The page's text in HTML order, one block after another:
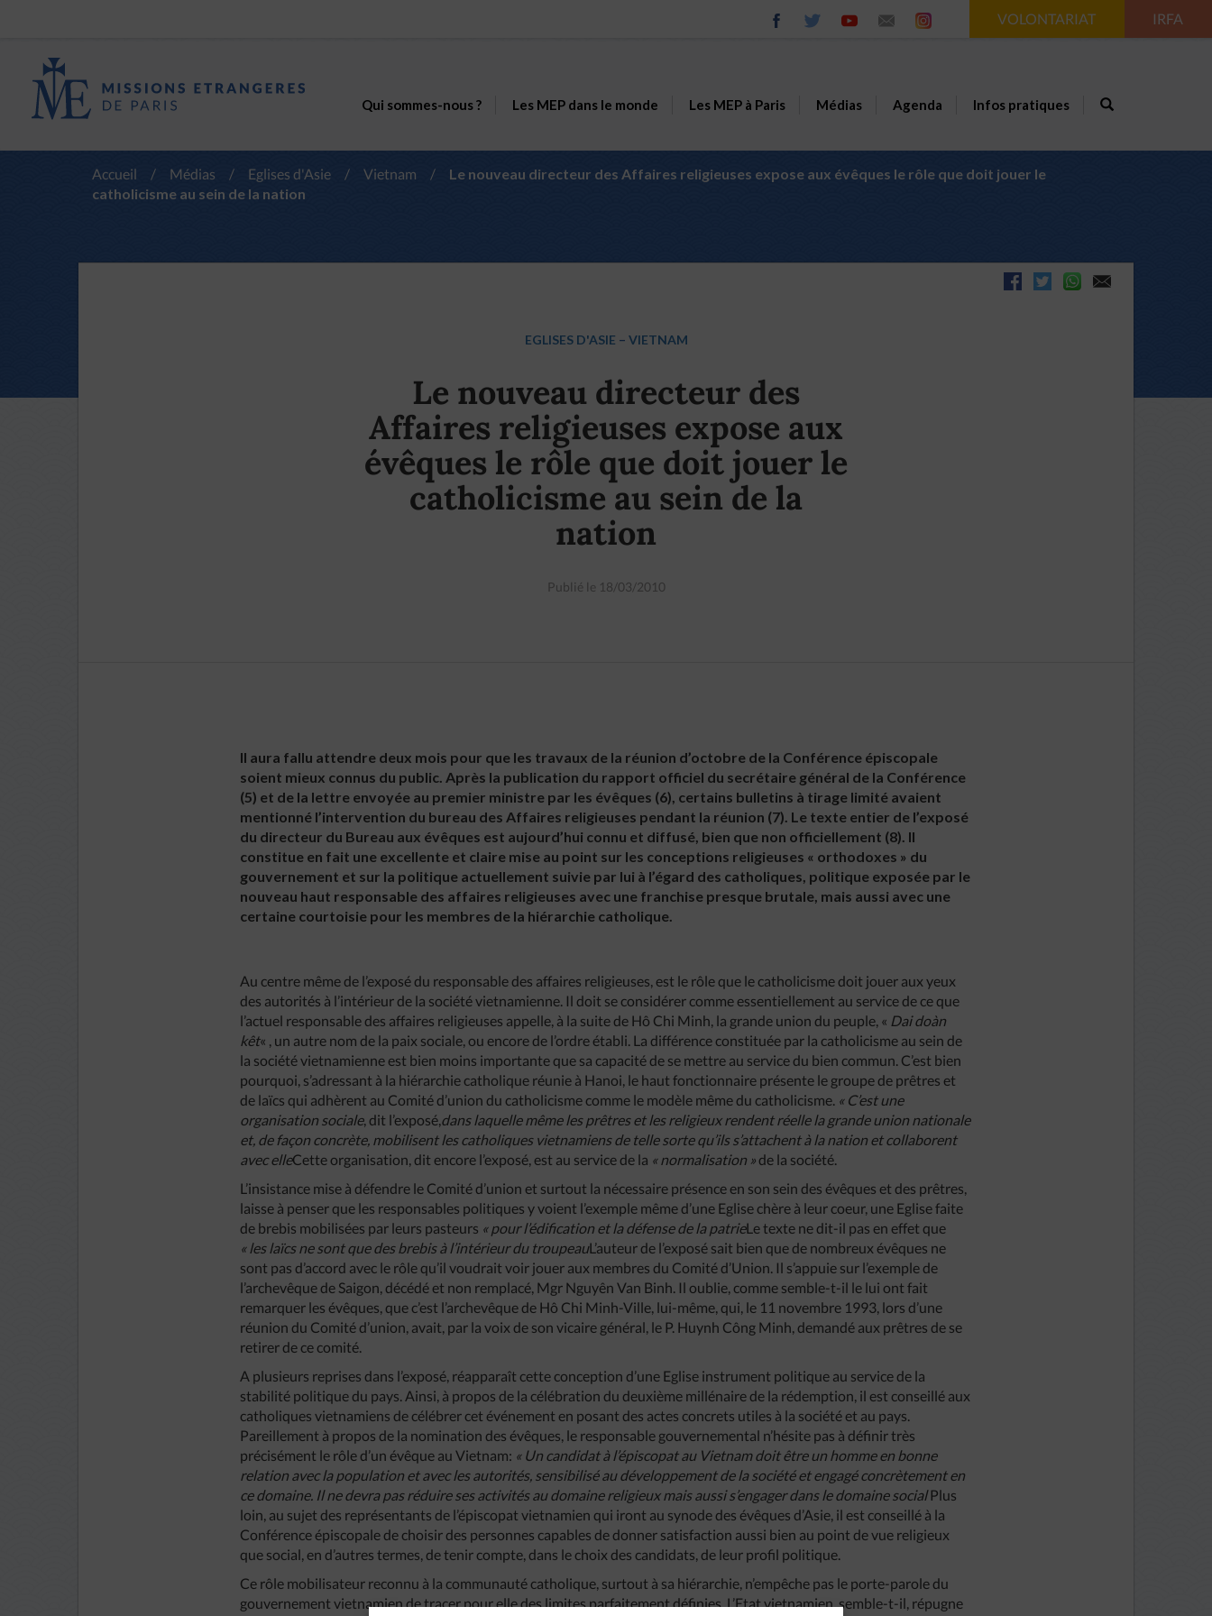
VOLONTARIAT IRFA
Qui sommes-nous ? Les MEP dans le monde Les MEP à Paris Médias Agenda Infos pratiques
Accueil / Médias / Eglises d'Asie / Vietnam /
Le nouveau directeur des Affaires religieuses expose aux évêques le rôle que doit jouer le
catholicisme au sein de la nation
EGLISES D'ASIE – VIETNAM
Le nouveau directeur des
Affaires religieuses expose aux
évêques le rôle que doit jouer le
catholicisme au sein de la
nation
Publié le 18/03/2010
Il aura fallu attendre deux mois pour que les travaux de la réunion d’octobre de la Conférence épiscopale
soient mieux connus du public. Après la publication du rapport officiel du secrétaire général de la Conférence
(5) et de la lettre envoyée au premier ministre par les évêques (6), certains bulletins à tirage limité avaient
mentionné l’intervention du bureau des Affaires religieuses pendant la réunion (7). Le texte entier de l’exposé
du directeur du Bureau aux évêques est aujourd’hui connu et diffusé, bien que non officiellement (8). Il
constitue en fait une excellente et claire mise au point sur les conceptions religieuses « orthodoxes » du
gouvernement et sur la politique actuellement suivie par lui à l’égard des catholiques, politique exposée par le
nouveau haut responsable des affaires religieuses avec une franchise presque brutale, mais aussi avec une
certaine courtoisie pour les membres de la hiérarchie catholique.
Au centre même de l’exposé du responsable des affaires religieuses, est le rôle que le catholicisme doit jouer aux yeux
des autorités à l’intérieur de la société vietnamienne. Il doit se considérer comme essentiellement au service de ce que
l’actuel responsable des affaires religieuses appelle, à la suite de Hô Chi Minh, la grande union du peuple, « Daidoàn
kêt« , un autre nom de la paix sociale, ou encore de l’ordre établi. La différence constituée par la catholicisme au sein de
la société vietnamienne est bien moins importante que sa capacité de se mettre au service du bien commun. C’est bien
pourquoi, s’adressant à la hiérarchie catholique réunie à Hanoi, le haut fonctionnaire présente le groupe de prêtres et
de laïcs qui adhèrent au Comité d’union du catholicisme comme le modèle même du catholicisme. « C’est une
organisation sociale, dit l’exposé,dans laquellemême lesprêtreset lesreligieuxrendentréelle la grande union nationale
et, de façon concrète, mobilisent lescatholiques vietnamiensde tellesortequ’ilss’attachentà lanation etcollaborent
avecelleCette organisation, dit encore l’exposé, est au service de la «normalisation » de la société.
L’insistance mise à défendre le Comité d’union et surtout la nécessaire présence en son sein des évêques et des prêtres,
laisse à penser que les responsables politiques y voient l’exemple même d’une Eglise chère à leur coeur, une Eglise faite
de brebis mobilisées par leurs pasteurs «pourl’édification et ladéfensede lapatrieLe texte ne dit-il pas en effet que
« les laïcsnesontquedesbrebisà l’intérieurdu troupeauL’auteur de l’exposé sait bien que de nombreux évêques ne
sont pas d’accord avec le rôle qu’il voudrait voir jouer aux membres du Comité d’Union. Il s’appuie sur l’exemple de
l’archevêque de Saigon, décédé et non remplacé, Mgr Nguyên Van Binh. Il oublie, comme semble-t-il le lui ont fait
remarquer les évêques, que c’est l’archevêque de Hô Chi Minh-Ville, lui-même, qui, le 11 novembre 1993, lors d’une
réunion du Comité d’union, avait, par la voix de son vicaire général, le P. Huynh Công Minh, demandé aux prêtres de se
retirer de ce comité.
A plusieurs reprises dans l’exposé, réapparaît cette conception d’une Eglise instrument politique au service de la
stabilité politique du pays. Ainsi, à propos de la célébration du deuxième millénaire de la rédemption, il est conseillé aux
catholiques vietnamiens de célébrer cet événement en posant des actes concrets utiles à la société et au pays.
Pareillement à propos de la nomination des évêques, le responsable gouvernemental n’hésite pas à définir très
précisément le rôle d’un évêque au Vietnam: « Un candidatà l’épiscopatau Vietnamdoitêtre un hommeen bonne
relation aveclapopulation etaveclesautorités, sensibiliséaudéveloppementde lasociétéetengagéconcrètementen
cedomaine. Ilnedevrapasréduiresesactivitésaudomainereligieuxmaisaussis’engagerdans ledomainesocialPlus
loin, au sujet des représentants de l’épiscopat vietnamien qui iront au synode des évêques d’Asie, il est conseillé à la
Conférence épiscopale de choisir des personnes capables de donner satisfaction aussi bien au point de vue religieux
que social, en d’autres termes, de tenir compte, dans le choix des candidats, de leur profil politique.
Ce rôle mobilisateur reconnu à la communauté catholique, surtout à sa hiérarchie, n’empêche pas le porte-parole du
gouvernement vietnamien de tracer pour elle des limites parfaitement définies. L’Etat vietnamien, semble-t-il, répugne